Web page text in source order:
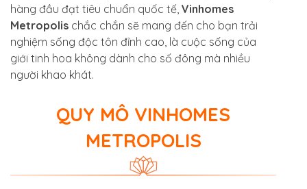
hàng đầu đạt tiêu chuẩn quốc tế, Vinhomes
Metropolis chắc chắn sẽ mang đến cho bạn trải
nghiệm sống độc tôn đỉnh cao, là cuộc sống của
giới tinh hoa không dành cho số đông mà nhiều
người khao khát.
QUY MÔ VINHOMES
METROPOLIS